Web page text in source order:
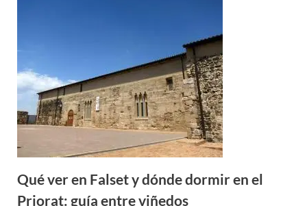
Qué ver en Falset y dónde dormir en el
Priorat: guía entre viñedos